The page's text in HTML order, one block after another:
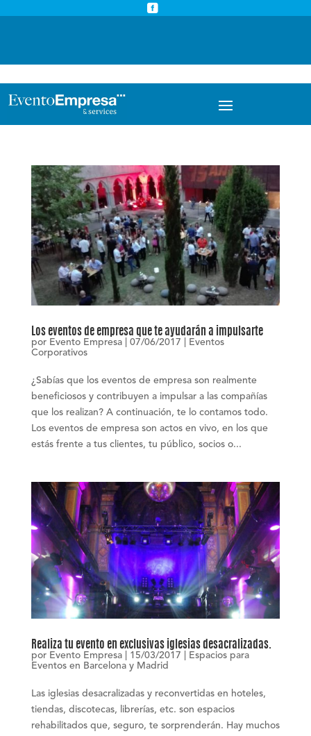

Los eventos de empresa que te ayudarán a impulsarte
por Evento Empresa| 07/06/2017
Eventos
Corporativos
¿Sabías que los eventos de empresa son realmente
beneficiosos y contribuyen a impulsar a las compañías
que los realizan? A continuación, te lo contamos todo.
Los eventos de empresa son actos en vivo, en los que
estás frente a tus clientes, tu público, socios o...
Realiza tu evento en exclusivas iglesias desacralizadas.
por Evento Empresa| 15/03/2017
Espacios para
Eventos en Barcelona y Madrid
Las iglesias desacralizadas y reconvertidas en hoteles,
tiendas, discotecas, librerías, etc. son espacios
rehabilitados que, seguro, te sorprenderán. Hay muchos